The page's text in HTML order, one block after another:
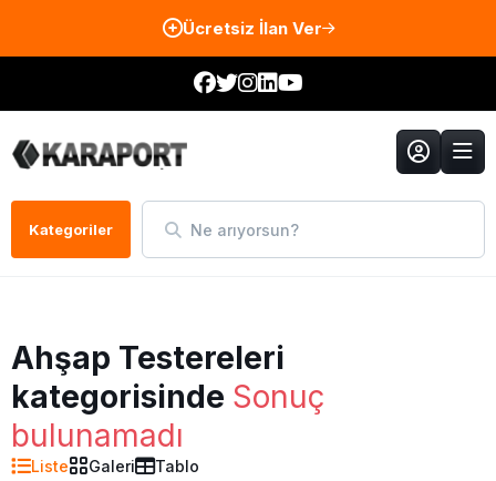
Ücretsiz İlan Ver
Kategoriler Ne arıyorsun?
Ahşap Testereleri
kategorisinde Sonuç
bulunamadı
Liste Galeri Tablo